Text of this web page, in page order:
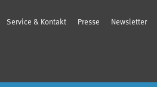
Service & Kontakt Presse Newsletter